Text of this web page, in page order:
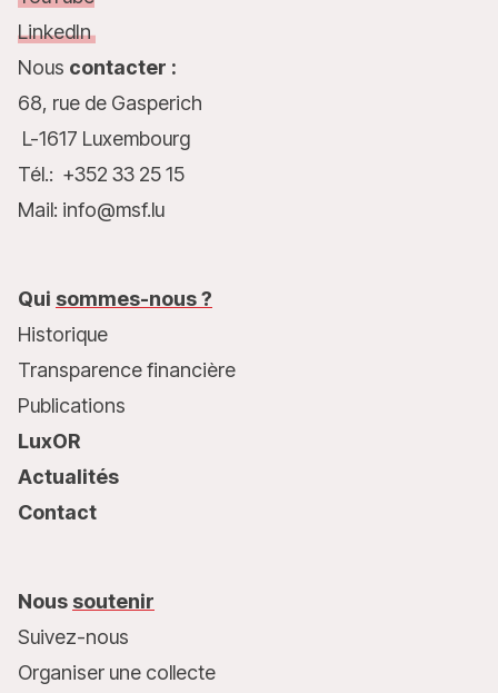
LinkedIn
Nous contacter :
68, rue de Gasperich
L-1617 Luxembourg
Tél.: +352 33 25 15
Mail: info@msf.lu
Qui sommes-nous ?
Historique
Transparence financière
Publications
LuxOR
Actualités
Contact
Nous soutenir
Suivez-nous
Organiser une collecte